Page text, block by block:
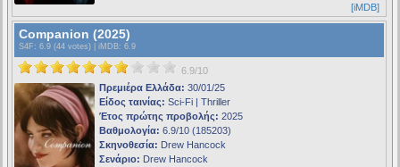
[iMDB]
Companion (2025)
S4F : 6.9 (44 votes) | iMDB: 6.9
6.9/10
Πρεμιέρα Ελλάδα: 30/01/25
Είδος ταινίας: Sci-Fi | Thriller
Έτος πρώτης προβολής: 2025
Βαθμολογία: 6.9/10 (185203)
Σκηνοθεσία: Drew Hancock
Σενάριο: Drew Hancock